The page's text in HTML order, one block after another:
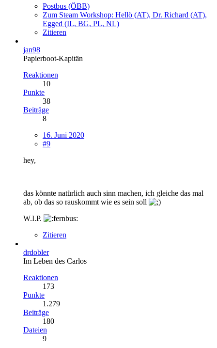
Postbus (ÖBB)
Zum Steam Workshop: Hellö (AT), Dr. Richard (AT),
Egged (IL, BG, PL, NL)
Zitieren
jan98
Papierboot-Kapitän
Reaktionen
10
Punkte
38
Beiträge
8
16. Juni 2020
#9
hey,
das könnte natürlich auch sinn machen, ich gleiche das mal
ab, ob das so rauskommt wie es sein soll
W.I.P.
Zitieren
drdobler
Im Leben des Carlos
Reaktionen
173
Punkte
1.279
Beiträge
180
Dateien
9